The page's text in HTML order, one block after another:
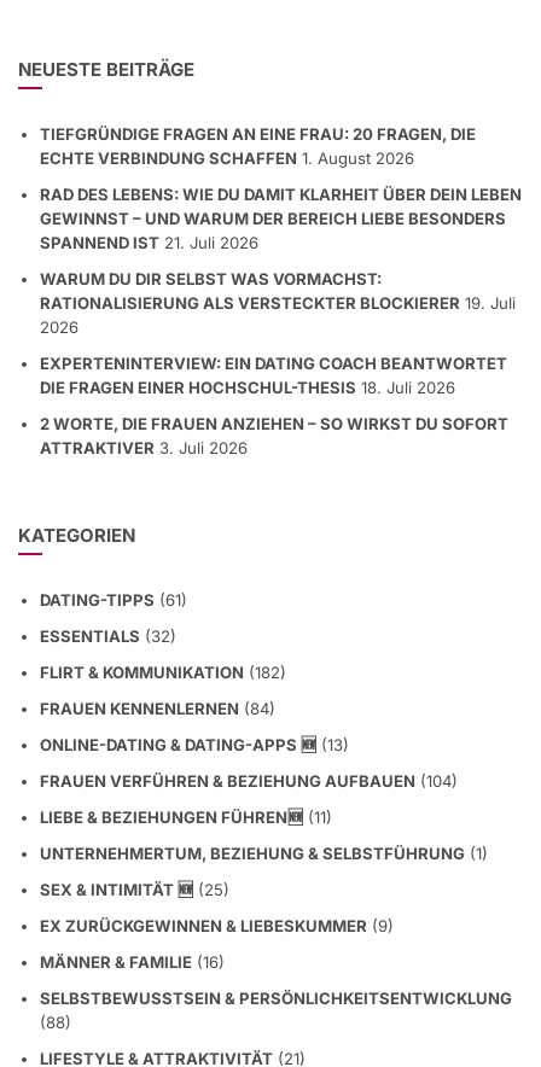
NEUESTE BEITRÄGE
TIEFGRÜNDIGE FRAGEN AN EINE FRAU: 20 FRAGEN, DIE
ECHTE VERBINDUNG SCHAFFEN 1. August 2026
RAD DES LEBENS: WIE DU DAMIT KLARHEIT ÜBER DEIN LEBEN
GEWINNST – UND WARUM DER BEREICH LIEBE BESONDERS
SPANNEND IST 21. Juli 2026
WARUM DU DIR SELBST WAS VORMACHST:
RATIONALISIERUNG ALS VERSTECKTER BLOCKIERER 19. Juli
2026
EXPERTENINTERVIEW: EIN DATING COACH BEANTWORTET
DIE FRAGEN EINER HOCHSCHUL-THESIS 18. Juli 2026
2 WORTE, DIE FRAUEN ANZIEHEN – SO WIRKST DU SOFORT
ATTRAKTIVER 3. Juli 2026
KATEGORIEN
DATING-TIPPS (61)
ESSENTIALS (32)
FLIRT & KOMMUNIKATION (182)
FRAUEN KENNENLERNEN (84)
ONLINE-DATING & DATING-APPS 🆕 (13)
FRAUEN VERFÜHREN & BEZIEHUNG AUFBAUEN (104)
LIEBE & BEZIEHUNGEN FÜHREN🆕 (11)
UNTERNEHMERTUM, BEZIEHUNG & SELBSTFÜHRUNG (1)
SEX & INTIMITÄT 🆕 (25)
EX ZURÜCKGEWINNEN & LIEBESKUMMER (9)
MÄNNER & FAMILIE (16)
SELBSTBEWUSSTSEIN & PERSÖNLICHKEITSENTWICKLUNG
(88)
LIFESTYLE & ATTRAKTIVITÄT (21)